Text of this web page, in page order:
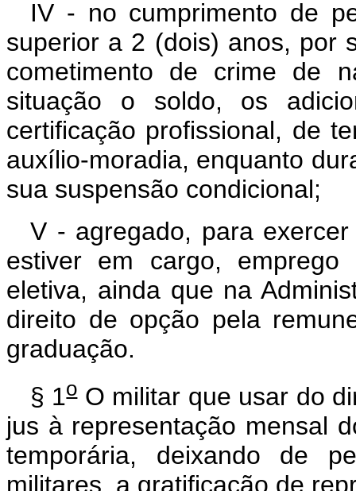
IV - no cumprimento de
superior a 2 (dois) anos, por
cometimento de crime de
situação o soldo, os
certificação profissional, de
auxílio-moradia, enquanto
sua suspensão condicional;
V - agregado, para
estiver em cargo,
eletiva, ainda que na
direito de opção pela
graduação.
§ 1oO militar que usar do
jus à representação mensal
temporária, deixando de
militares, a gratificação de